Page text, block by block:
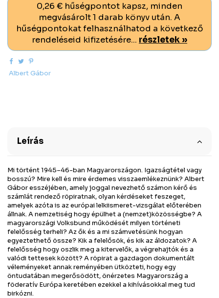
0,26 € hűségpontot kapsz, minden
megvásárolt 1 darab könyv után. A
hűségpontokat felhasználhatod a következő
rendeléseid kifizetésére... részletek »
Albert Gábor
Leírás
Mi történt 1945–46-ban Magyarországon. Igazságtétel vagy
bosszú? Mire kell és mire érdemes visszaemlékeznünk? Albert
Gábor esszéjében, amely joggal nevezhető számon kérő és
számlát rendező röpiratnak, olyan kérdéseket feszeget,
amelyek azóta is az európai lelkiismeret-vizsgálat előterében
állnak. A nemzetiség hogy épülhet a (nemzet)közösségbe? A
magyarországi Volksbund működését milyen történeti
felelősség terheli? Az ők és a mi számvetésünk hogyan
egyeztethető össze? Kik a felelősök, és kik az áldozatok? A
felelősség hogy oszlik meg a kitervelők, a végrehajtók és a
valódi tettesek között? A röpirat a gazdagon dokumentált
véleményeket annak reményében ütközteti, hogy egy
öntudatában megerősödött, önérzetes Magyarország a
föderatív Európa keretében ezekkel a kihívásokkal meg tud
birkózni.